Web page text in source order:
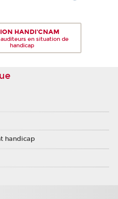
HANDI'CNAM
en situation de
handicap
handicap